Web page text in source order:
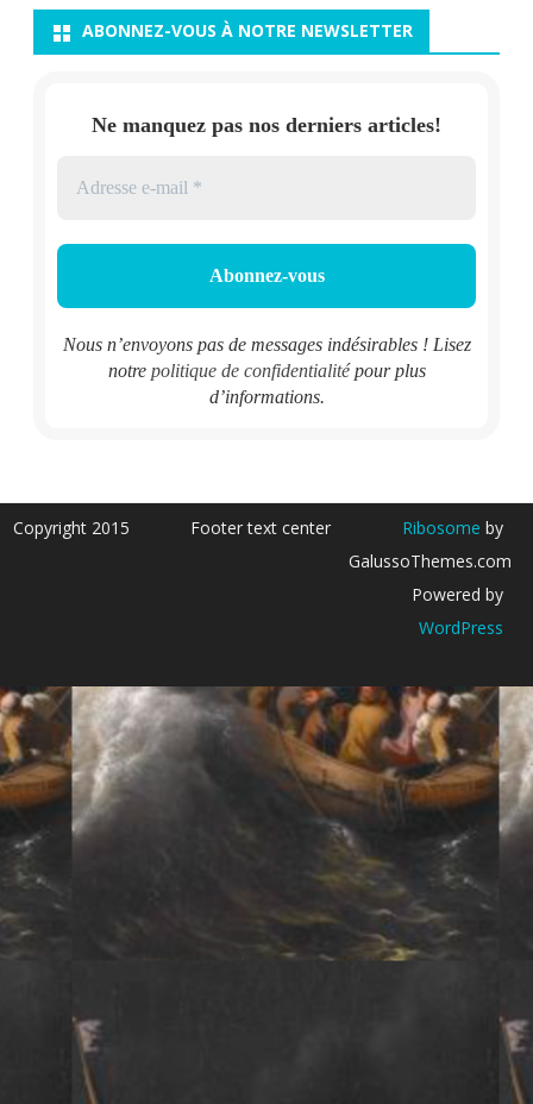
ABONNEZ-VOUS À NOTRE NEWSLETTER
Ne manquez pas nos derniers articles!
Nous n’envoyons pas de messages indésirables ! Lisez
notre politique de confidentialitépour plus
d’informations.
Copyright 2015 Footer text center Ribosome by
GalussoThemes.com
Powered by
WordPress